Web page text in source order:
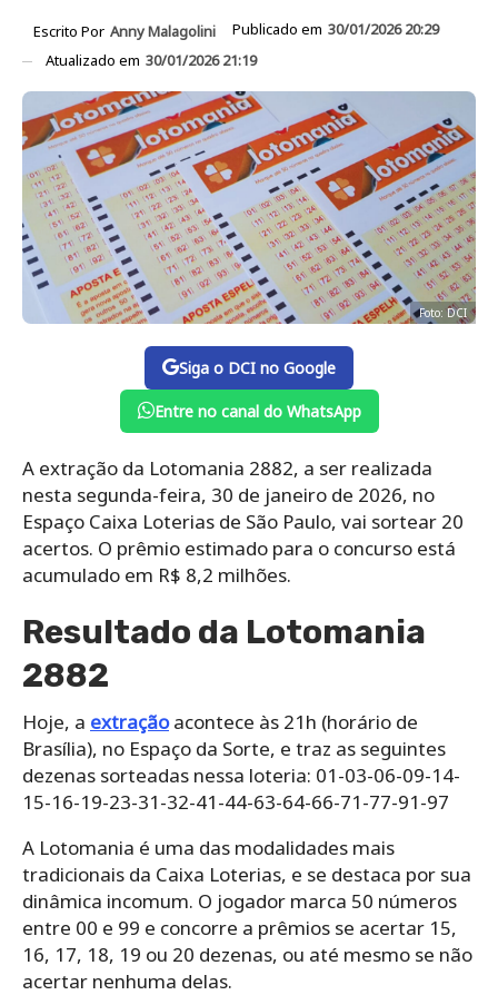
Escrito Por Anny Malagolini Publicado em 30/01/2026 20:29
Atualizado em 30/01/2026 21:19
Foto: DCI
Siga o DCI no Google
Entre no canal do WhatsApp
A extração da Lotomania 2882, a ser realizada
nesta segunda-feira, 30 de janeiro de 2026, no
Espaço Caixa Loterias de São Paulo, vai sortear 20
acertos. O prêmio estimado para o concurso está
acumulado em R$ 8,2 milhões.
Resultado da Lotomania
2882
Hoje, a extraçãoacontece às 21h (horário de
Brasília), no Espaço da Sorte, e traz as seguintes
dezenas sorteadas nessa loteria: 01-03-06-09-14-
15-16-19-23-31-32-41-44-63-64-66-71-77-91-97
A Lotomania é uma das modalidades mais
tradicionais da Caixa Loterias, e se destaca por sua
dinâmica incomum. O jogador marca 50 números
entre 00 e 99 e concorre a prêmios se acertar 15,
16, 17, 18, 19 ou 20 dezenas, ou até mesmo se não
acertar nenhuma delas.